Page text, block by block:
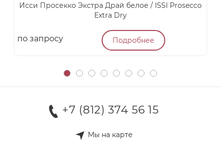
Исси Просекко Экстра Драй белое / ISSI Prosecco
Extra Dry
по запросу Подробнее
+7 (812) 374 56 15
Мы на карте